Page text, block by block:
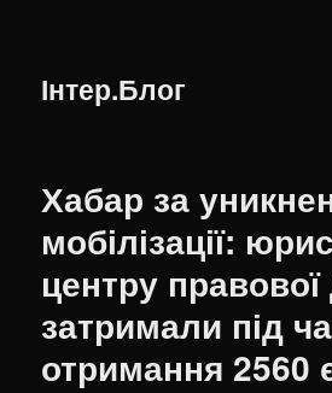
Інтер.Блог
Хабар за
мобілізації:
центру
затримали під
отримання 2560